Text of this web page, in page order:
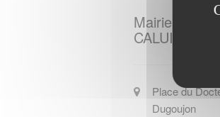
Mairie de
CALUIRE ET
Place du
Dugoujon